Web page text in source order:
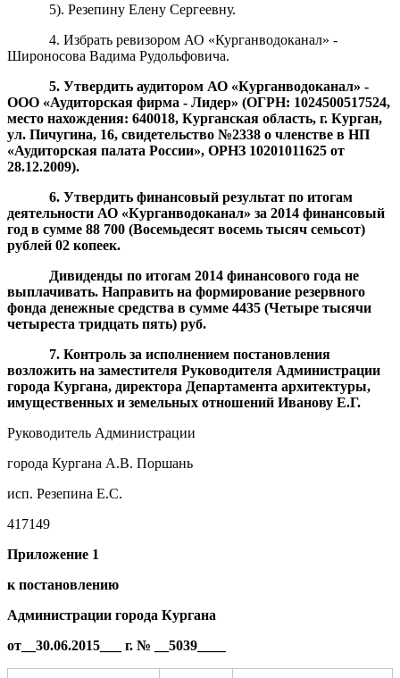
5). Резепину Елену Сергеевну.
4. Избрать ревизором АО «Курганводоканал» -
Широносова Вадима Рудольфовича.
5. Утвердить аудитором АО «Курганводоканал» -
ООО «Аудиторская фирма - Лидер» (ОГРН: 1024500517524,
место нахождения: 640018, Курганская область, г. Курган,
ул. Пичугина, 16, свидетельство №2338 о членстве в НП
«Аудиторская палата России», ОРНЗ 10201011625 от
28.12.2009).
6. Утвердить финансовый результат по итогам
деятельности АО «Курганводоканал» за 2014 финансовый
год в сумме 88 700 (Восемьдесят восемь тысяч семьсот)
рублей 02 копеек.
Дивиденды по итогам 2014 финансового года не
выплачивать. Направить на формирование резервного
фонда денежные средства в сумме 4435 (Четыре тысячи
четыреста тридцать пять) руб.
7. Контроль за исполнением постановления
возложить на заместителя Руководителя Администрации
города Кургана, директора Департамента архитектуры,
имущественных и земельных отношений Иванову Е.Г.
Руководитель Администрации
города Кургана А.В. Поршань
исп. Резепина Е.С.
417149
Приложение 1
к постановлению
Администрации города Кургана
от__ 30.06.2015 ___ г. № __ 5039